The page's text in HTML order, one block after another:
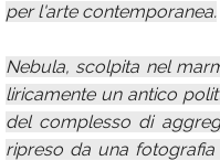
per l'arte contemporanea.
Nebula, scolpita nel
liricamente un antico
del complesso di
ripreso da una